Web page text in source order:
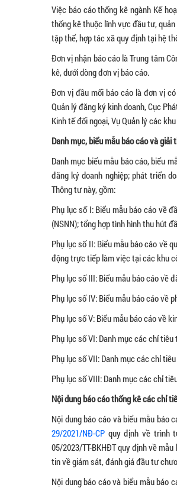
Việc báo cáo thống kê ngành Kế
thống kê thuộc lĩnh vực đầu tư,
tập thể, hợp tác xã quy định tại hệ
Đơn vị nhận báo cáo là Trung tâm
kê, dưới dòng đơn vị báo cáo.
Đơn vị đầu mối báo cáo là đơn vị
Quản lý đăng ký kinh doanh, Cục
Kinh tế đối ngoại, Vụ Quản lý các
Danh mục, biểu mẫu báo cáo và
Danh mục biểu mẫu báo cáo, biểu
đăng ký doanh nghiệp; phát triển
Thông tư này, gồm:
Phụ lục số I: Biểu mẫu báo cáo về
(NSNN); tổng hợp tình hình thu hút
Phụ lục số II: Biểu mẫu báo cáo về
động trực tiếp làm việc tại các khu
Phụ lục số III: Biểu mẫu báo cáo về
Phụ lục số IV: Biểu mẫu báo cáo về
Phụ lục số V: Biểu mẫu báo cáo về
Phụ lục số VI: Danh mục các chỉ
Phụ lục số VII: Danh mục các chỉ
Phụ lục số VIII: Danh mục các chỉ
Nội dung báo cáo thống kê các chỉ
Nội dung báo cáo và biểu mẫu
29/2021/NĐ-CP quy định về trình
05/2023/TT-BKHĐT quy định về
tin về giám sát, đánh giá đầu tư
Nội dung báo cáo và biểu mẫu báo